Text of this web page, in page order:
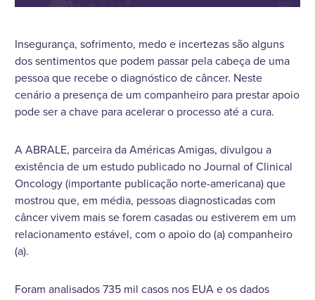
Insegurança, sofrimento, medo e incertezas são alguns
dos sentimentos que podem passar pela cabeça de uma
pessoa que recebe o diagnóstico de câncer. Neste
cenário a presença de um companheiro para prestar apoio
pode ser a chave para acelerar o processo até a cura.
A ABRALE, parceira da Américas Amigas, divulgou a
existência de um estudo publicado no Journal of Clinical
Oncology (importante publicação norte-americana) que
mostrou que, em média, pessoas diagnosticadas com
câncer vivem mais se forem casadas ou estiverem em um
relacionamento estável, com o apoio do (a) companheiro
(a).
Foram analisados 735 mil casos nos EUA e os dados